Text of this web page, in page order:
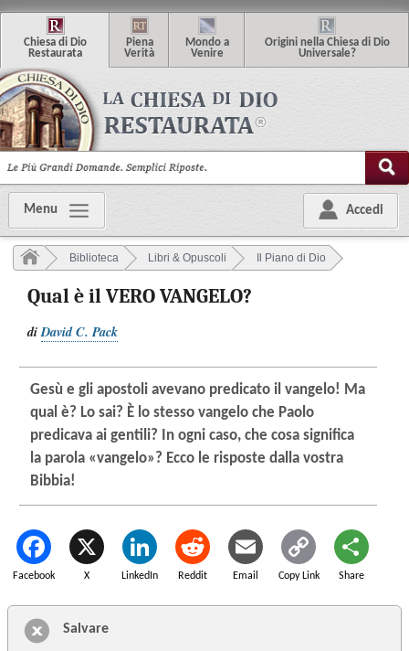
Chiesa di Dio
Restaurata
Piena
Verità
Mondo a
Venire
Origini nella Chiesa di Dio
Universale ?
Accedi
Menu
Biblioteca Libri & Opuscoli Il Piano di Dio
Qual è il VERO VANGELO?
diDavid C. Pack
Gesù e gli apostoli avevano predicato il vangelo! Ma
qual è? Lo sai? È lo stesso vangelo che Paolo
predicava ai gentili? In ogni caso, che cosa significa
la parola «vangelo»? Ecco le risposte dalla vostra
Bibbia!
Facebook X LinkedIn Reddit Email Copy Link Share
Salvare